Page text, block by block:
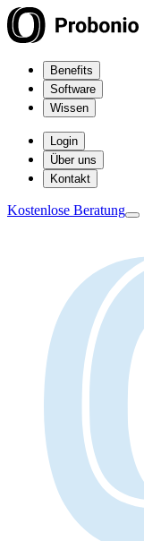
Benefits
Software
Wissen
Login
Über uns
Kontakt
Kostenlose Beratung